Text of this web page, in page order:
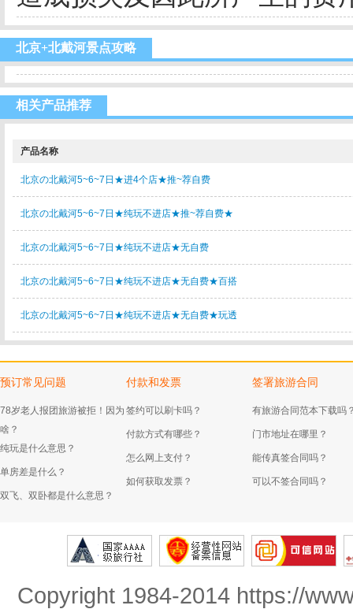
北京+北戴河景点攻略
相关产品推荐
产品名称
北京の北戴河5~6~7日★进4个店★推~荐自费
北京の北戴河5~6~7日★纯玩不进店★推~荐自费★
北京の北戴河5~6~7日★纯玩不进店★无自费
北京の北戴河5~6~7日★纯玩不进店★无自费★百搭
北京の北戴河5~6~7日★纯玩不进店★无自费★玩透
预订常见问题
78岁老人报团旅游被拒！因为
啥？
纯玩是什么意思？
单房差是什么？
双飞、双卧都是什么意思？
付款和发票
签约可以刷卡吗？
付款方式有哪些？
怎么网上支付？
如何获取发票？
签署旅游合同
有旅游合同范本下载吗
门市地址在哪里？
能传真签合同吗？
可以不签合同吗？
Copyright 1984-2014 https://